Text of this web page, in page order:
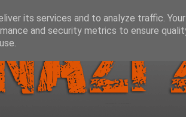
its services and to analyze traffic.
and security metrics to ensure